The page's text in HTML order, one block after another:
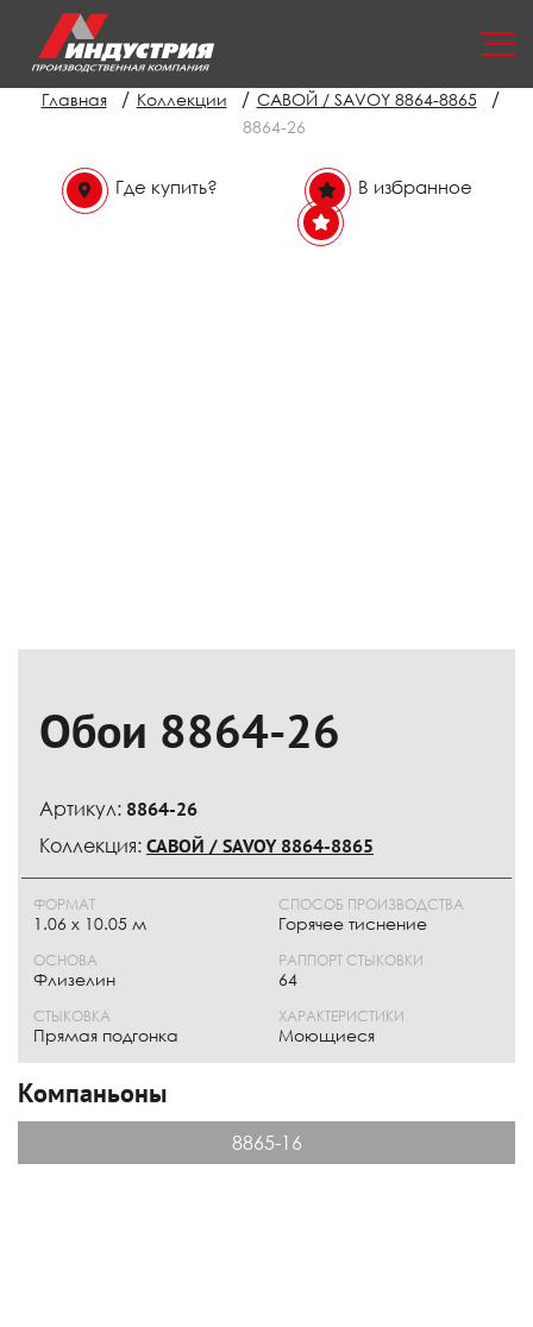
Главная / Коллекции / САВОЙ / SAVOY 8864-8865 /
8864-26
Где купить? В избранное
Обои 8864-26
Артикул: 8864-26
Коллекция: САВОЙ / SAVOY 8864-8865
ФОРМАТ
1.06 x 10.05 м
ОСНОВА
Флизелин
СПОСОБ ПРОИЗВОДСТВА
Горячее тиснение
РАППОРТ СТЫКОВКИ
64
СТЫКОВКА
Прямая подгонка
ХАРАКТЕРИСТИКИ
Моющиеся
Компаньоны
8865-16